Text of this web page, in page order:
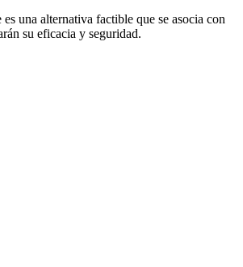
una alternativa factible que se asocia con
su eficacia y seguridad.